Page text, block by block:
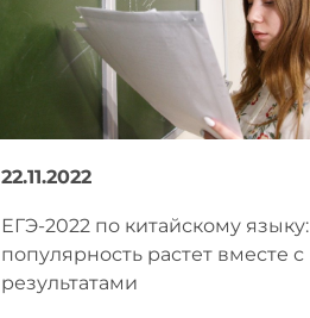
22.11.2022
ЕГЭ-2022 по китайскому языку:
популярность растет вместе с
результатами